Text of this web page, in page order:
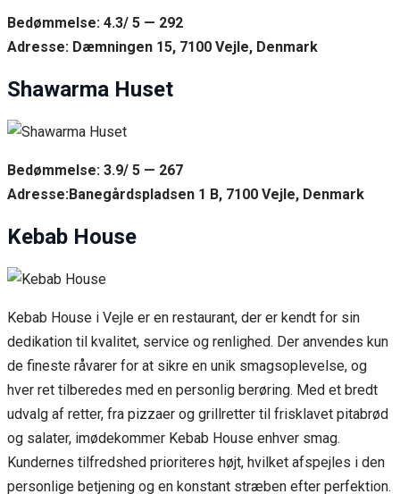
Bedømmelse: 4.3/ 5 — 292
Adresse: Dæmningen 15, 7100 Vejle, Denmark
Shawarma Huset
Bedømmelse: 3.9/ 5 — 267
Adresse:Banegårdspladsen 1 B, 7100 Vejle, Denmark
Kebab House
Kebab House i Vejle er en restaurant, der er kendt for sin
dedikation til kvalitet, service og renlighed. Der anvendes kun
de fineste råvarer for at sikre en unik smagsoplevelse, og
hver ret tilberedes med en personlig berøring. Med et bredt
udvalg af retter, fra pizzaer og grillretter til frisklavet pitabrød
og salater, imødekommer Kebab House enhver smag.
Kundernes tilfredshed prioriteres højt, hvilket afspejles i den
personlige betjening og en konstant stræben efter perfektion.